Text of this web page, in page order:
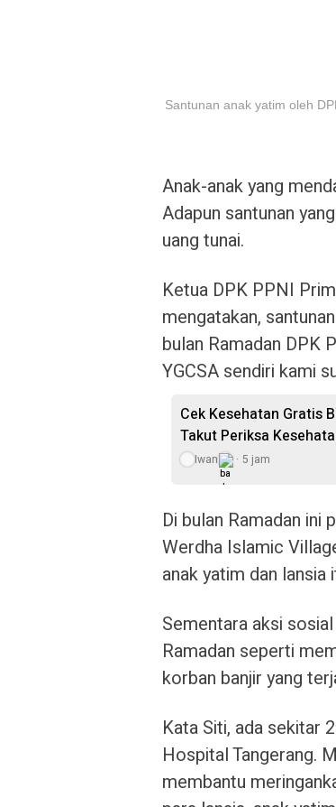
Santunan anak yatim oleh
Anak-anak yang
Adapun santunan
uang tunai.
Ketua DPK PPNI
mengatakan,
bulan Ramadan DPK
YGCSA sendiri kami
Cek Kesehatan Gratis
Takut Periksa
Iwan 5 jam
Di bulan Ramadan ini
Werdha Islamic
anak yatim dan
Sementara aksi
Ramadan seperti
korban banjir yang
Kata Siti, ada sekitar
Hospital Tangerang.
membantu